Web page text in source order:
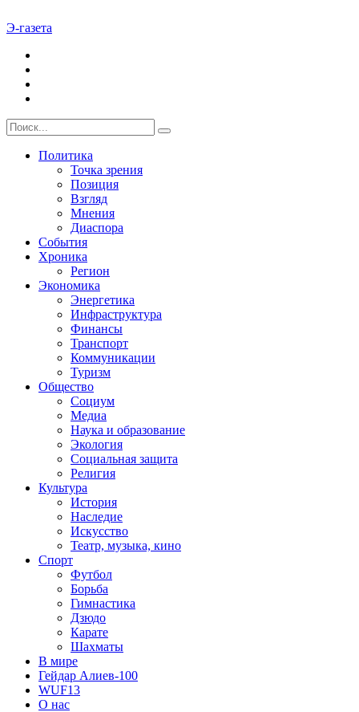
Э-газета
Политика
Точка зрения
Позиция
Взгляд
Мнения
Диаспора
События
Хроника
Регион
Экономика
Энергетика
Инфраструктура
Финансы
Транспорт
Коммуникации
Туризм
Общество
Социум
Медиа
Наука и образование
Экология
Социальная защита
Религия
Культура
История
Наследие
Искусство
Театр, музыка, кино
Спорт
Футбол
Борьба
Гимнастика
Дзюдо
Карате
Шахматы
В мире
Гейдар Алиев-100
WUF13
О нас